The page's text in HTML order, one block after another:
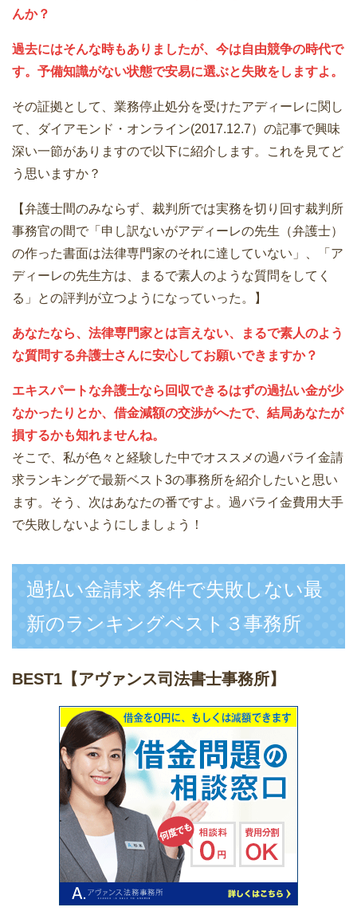
んか？
過去にはそんな時もありましたが、今は自由競争の時代で
す。予備知識がない状態で安易に選ぶと失敗をしますよ。
その証拠として、業務停止処分を受けたアディーレに関し
て、ダイアモンド・オンライン(2017.12.7）の記事で興味
深い一節がありますので以下に紹介します。これを見てど
う思いますか？
【弁護士間のみならず、裁判所では実務を切り回す裁判所
事務官の間で「申し訳ないがアディーレの先生（弁護士）
の作った書面は法律専門家のそれに達していない」、「ア
ディーレの先生方は、まるで素人のような質問をしてく
る」との評判が立つようになっていった。】
あなたなら、法律専門家とは言えない、まるで素人のよう
な質問する弁護士さんに安心してお願いできますか？
エキスパートな弁護士なら回収できるはずの過払い金が少
なかったりとか、借金減額の交渉がへたで、結局あなたが
損するかも知れませんね。
そこで、私が色々と経験した中でオススメの過バライ金請
求ランキングで最新ベスト3の事務所を紹介したいと思い
ます。そう、次はあなたの番ですよ。過バライ金費用大手
で失敗しないようにしましょう！
過払い金請求 条件で失敗しない最
新のランキングベスト３事務所
BEST1 【アヴァンス司法書士事務所】